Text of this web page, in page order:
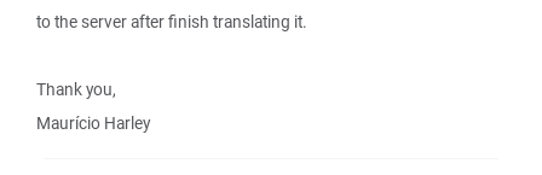
to the server after finish translating it.
Thank you,
Maurício Harley